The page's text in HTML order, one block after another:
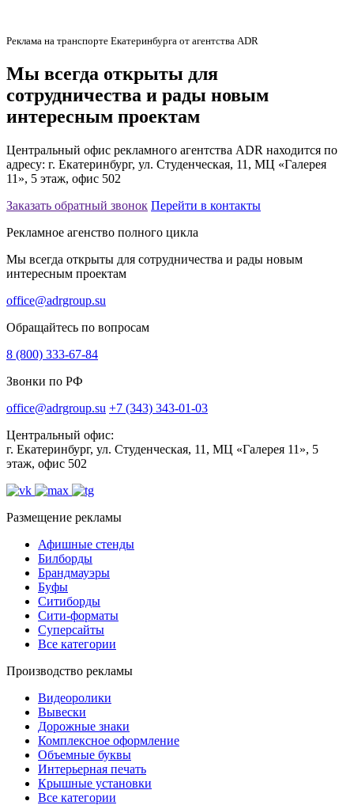
Реклама на транспорте Екатеринбурга от агентства ADR
Мы всегда открыты для
сотрудничества и рады новым
интересным проектам
Центральный офис рекламного агентства ADR находится по
адресу: г. Екатеринбург, ул. Студенческая, 11, МЦ «Галерея
11», 5 этаж, офис 502
Заказать обратный звонок Перейти в контакты
Рекламное агенство полного цикла
Мы всегда открыты для сотрудничества и рады новым
интересным проектам
office@adrgroup.su
Обращайтесь по вопросам
8 (800) 333-67-84
Звонки по РФ
office@adrgroup.su +7 (343) 343-01-03
Центральный офис:
г. Екатеринбург, ул. Студенческая, 11, МЦ «Галерея 11», 5
этаж, офис 502
Размещение рекламы
Афишные стенды
Билборды
Брандмауэры
Буфы
Ситиборды
Сити-форматы
Суперсайты
Все категории
Производство рекламы
Видеоролики
Вывески
Дорожные знаки
Комплексное оформление
Объемные буквы
Интерьерная печать
Крышные установки
Все категории